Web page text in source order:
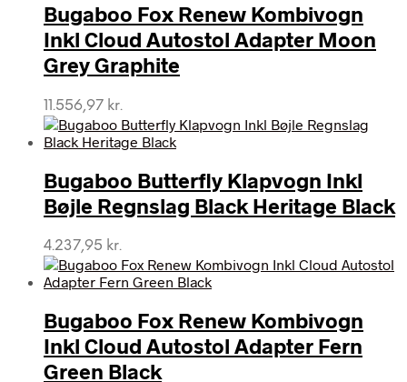
Bugaboo Fox Renew Kombivogn
Inkl Cloud Autostol Adapter Moon
Grey Graphite
11.556,97 kr.
Bugaboo Butterfly Klapvogn Inkl
Bøjle Regnslag Black Heritage Black
4.237,95 kr.
Bugaboo Fox Renew Kombivogn
Inkl Cloud Autostol Adapter Fern
Green Black